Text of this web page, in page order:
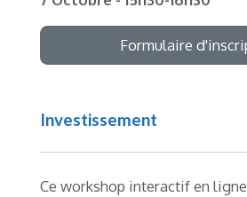
Formulaire
Investissement
Ce workshop interactif en